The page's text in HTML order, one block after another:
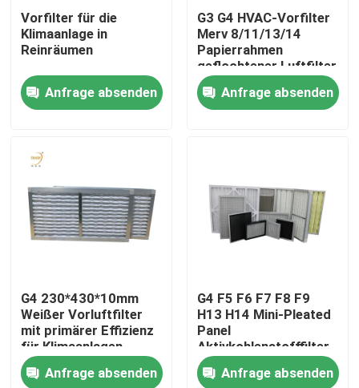
Produkte
Videos
Fabrik-Ausflug
Qualitätskontrolle
Vorfilter für die
Klimaanlage in
Reinräumen
Anfrage absenden
G3 G4 HVAC-Vorfilter
Merv 8/11/13/14
Papierrahmen
geflochtener Luftfilter
für Klimaanlagen
Anfrage absenden
G4 230*430*10mm
Weißer Vorluftfilter
mit primärer Effizienz
für Klimaanlagen
Anfrage absenden
G4 F5 F6 F7 F8 F9
H13 H14 Mini-Pleated
Panel
Aktivkohlenstofffilter
für die klimatisierte
HeimatAnfrage absenden